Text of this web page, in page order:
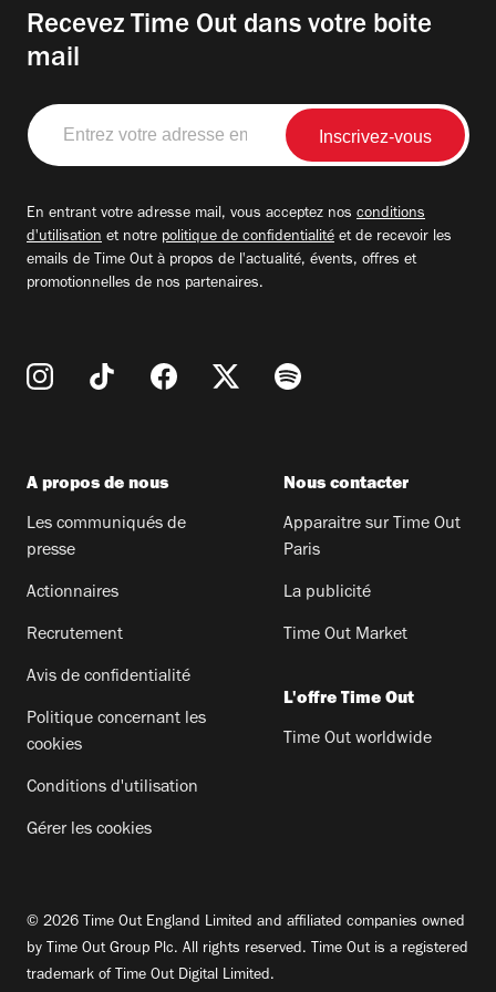
Recevez Time Out dans votre boite
mail
Entrez
votre
adresse
En entrant votre adresse mail, vous acceptez nos conditions
d'utilisation et notre politique de confidentialité et de recevoir les
emails de Time Out à propos de l'actualité, évents, offres et
promotionnelles de nos partenaires.
A propos de nous
Les communiqués de
presse
Actionnaires
Recrutement
Avis de confidentialité
Politique concernant les
cookies
Conditions d'utilisation
Gérer les cookies
Nous contacter
Apparaitre sur Time Out
Paris
La publicité
Time Out Market
L'offre Time Out
Time Out worldwide
© 2026 Time Out England Limited and affiliated companies owned
by Time Out Group Plc. All rights reserved. Time Out is a registered
trademark of Time Out Digital Limited.